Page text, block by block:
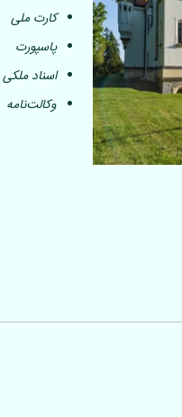
کارت ملی
پاسپورت
اسناد ملکی
وکالت‌نامه